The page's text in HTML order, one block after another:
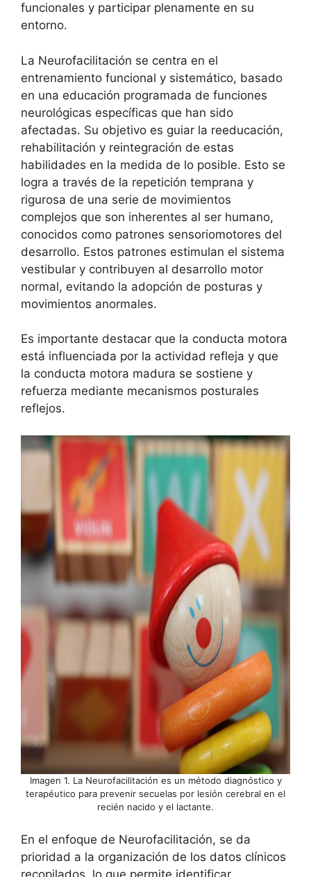
funcionales y participar plenamente en su
entorno.
La Neurofacilitación se centra en el
entrenamiento funcional y sistemático, basado
en una educación programada de funciones
neurológicas específicas que han sido
afectadas. Su objetivo es guiar la reeducación,
rehabilitación y reintegración de estas
habilidades en la medida de lo posible. Esto se
logra a través de la repetición temprana y
rigurosa de una serie de movimientos
complejos que son inherentes al ser humano,
conocidos como patrones sensoriomotores del
desarrollo. Estos patrones estimulan el sistema
vestibular y contribuyen al desarrollo motor
normal, evitando la adopción de posturas y
movimientos anormales.
Es importante destacar que la conducta motora
está influenciada por la actividad refleja y que
la conducta motora madura se sostiene y
refuerza mediante mecanismos posturales
reflejos.
Imagen 1. La Neurofacilitación es un método diagnóstico y
terapéutico para prevenir secuelas por lesión cerebral en el
recién nacido y el lactante.
En el enfoque de Neurofacilitación, se da
prioridad a la organización de los datos clínicos